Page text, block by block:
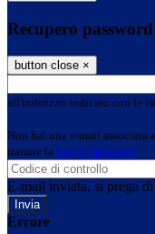
Recupero password
button close ×
all'indirizzo indicato con le
Non hai una e-mail associata
tramite la Login Spaggiari
E-mail inviata, si prega
Errore